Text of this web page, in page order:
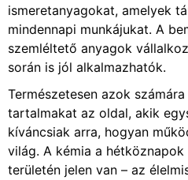
ismeretanyagokat, amelyek
mindennapi munkájukat. A
szemléltető anyagok
során is jól alkalmazhatók.
Természetesen azok
tartalmakat az oldal, akik
kíváncsiak arra, hogyan
világ. A kémia a
területén jelen van – az